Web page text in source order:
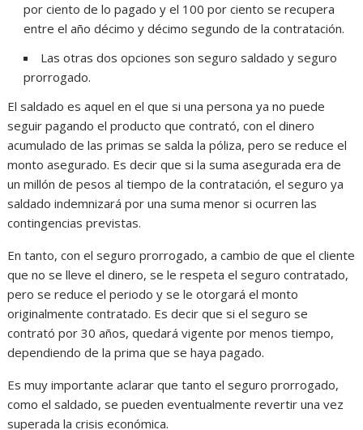
por ciento de lo pagado y el 100 por ciento se recupera
entre el año décimo y décimo segundo de la contratación.
Las otras dos opciones son seguro saldado y seguro
prorrogado.
El saldado es aquel en el que si una persona ya no puede
seguir pagando el producto que contrató, con el dinero
acumulado de las primas se salda la póliza, pero se reduce el
monto asegurado. Es decir que si la suma asegurada era de
un millón de pesos al tiempo de la contratación, el seguro ya
saldado indemnizará por una suma menor si ocurren las
contingencias previstas.
En tanto, con el seguro prorrogado, a cambio de que el cliente
que no se lleve el dinero, se le respeta el seguro contratado,
pero se reduce el periodo y se le otorgará el monto
originalmente contratado. Es decir que si el seguro se
contrató por 30 años, quedará vigente por menos tiempo,
dependiendo de la prima que se haya pagado.
Es muy importante aclarar que tanto el seguro prorrogado,
como el saldado, se pueden eventualmente revertir una vez
superada la crisis económica.